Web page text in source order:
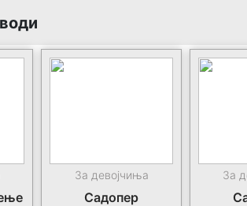
За девојчиња
Садопер
За